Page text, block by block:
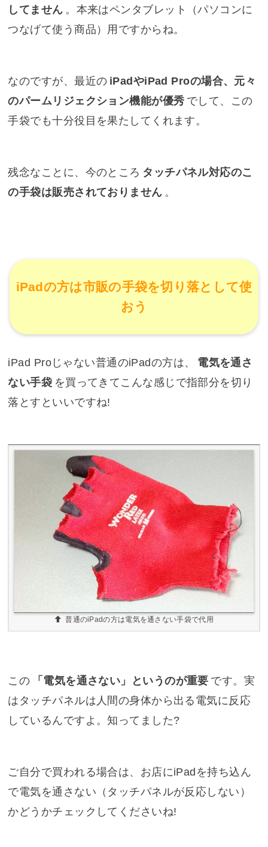
してません 。本来はペンタブレット（パソコンに
つなげて使う商品）用ですからね。
なのですが、最近の iPadやiPad Proの場合、元々
のパームリジェクション機能が優秀 でして、この
手袋でも十分役目を果たしてくれます。
残念なことに、今のところ タッチパネル対応のこ
の手袋は販売されておりません 。
iPadの方は市販の手袋を切り落として使
おう
iPad Proじゃない普通のiPadの方は、
電気を通さ
ない手袋 を買ってきてこんな感じで指部分を切り
落とすといいですね!
普通のiPadの方は電気を通さない手袋で代用
この 「電気を通さない」というのが重要 です。実
はタッチパネルは人間の身体から出る電気に反応
しているんですよ。知ってました?
ご自分で買われる場合は、お店にiPadを持ち込ん
で電気を通さない（タッチパネルが反応しない）
かどうかチェックしてくださいね!